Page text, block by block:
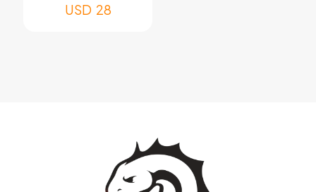
USD 28